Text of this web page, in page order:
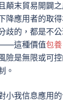
顛末貿易開闢
降應用者的取
歧的，都是不
這種價值包養
險是無限或可
。
小我信息應用